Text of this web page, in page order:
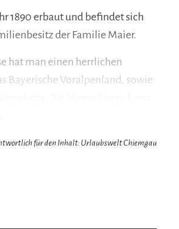
1890 erbaut und befindet sich
der Familie Maier.
hat man einen herrlichen
Bayerische Voralpenland, sowie
den Bayerischen Wald mit
für den Inhalt: Urlaubswelt Chiemgau